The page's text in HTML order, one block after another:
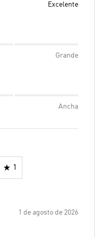
Excelente
Grande
Ancha
1
1 de agosto de 2026